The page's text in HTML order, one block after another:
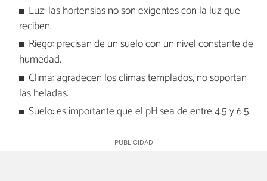
Luz: las hortensias no son exigentes con la luz que
reciben.
Riego: precisan de un suelo con un nivel constante de
humedad.
Clima: agradecen los climas templados, no soportan
las heladas.
Suelo: es importante que el pH sea de entre 4.5 y 6.5.